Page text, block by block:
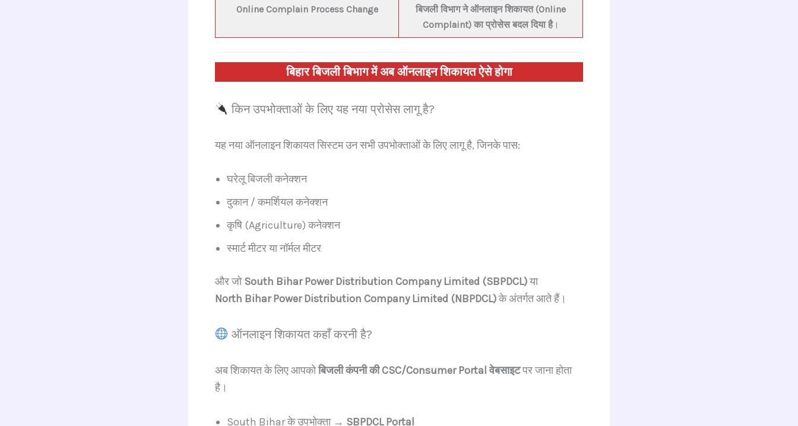
Online Complain Process Change
बिजली विभाग ने ऑनलाइन शिकायत (Online
Complaint) का प्रोसेस बदल दिया है।
बिहार बिजली बिभाग में अब ऑनलाइन शिकायत ऐसे होगा
किन उपभोक्ताओं के लिए यह नया प्रोसेस लागू है?
यह नया ऑनलाइन शिकायत सिस्टम उन सभी उपभोक्ताओं के लिए लागू है, जिनके पास:
घरेलू बिजली कनेक्शन
दुकान / कमर्शियल कनेक्शन
कृषि (Agriculture) कनेक्शन
स्मार्ट मीटर या नॉर्मल मीटर
और जोSouth Bihar Power Distribution Company Limited (SBPDCL)या
North Bihar Power Distribution Company Limited (NBPDCL)के अंतर्गत आते हैं।
ऑनलाइन शिकायत कहाँ करनी है?
अब शिकायत के लिए आपकोबिजली कंपनी की CSC/Consumer Portal वेबसाइटपर जाना होता
है।
South Bihar के उपभोक्ता → SBPDCL Portal